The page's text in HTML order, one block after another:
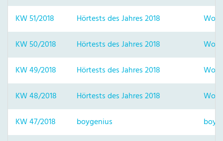
KW 51/2018
Hörtests des Jahres 2018
KW 50/2018
Hörtests des Jahres 2018
KW 49/2018
Hörtests des Jahres 2018
KW 48/2018
Hörtests des Jahres 2018
KW 47/2018
boygenius